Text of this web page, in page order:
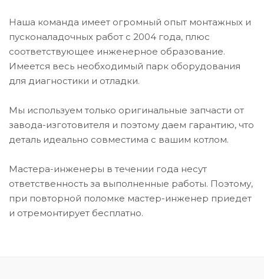
Наша команда имеет огромный опыт монтажных и
пусконаладочных работ c 2004 года, плюс
соответствующее инженерное образование.
Имеется весь необходимый парк оборудования
для диагностики и отладки.
Мы используем только оригинальные запчасти от
завода-изготовителя и поэтому даем гарантию, что
деталь идеально совместима с вашим котлом.
Мастера-инженеры в течении года несут
ответственность за выполненные работы. Поэтому,
при повторной поломке мастер-инженер приедет
и отремонтирует бесплатно.